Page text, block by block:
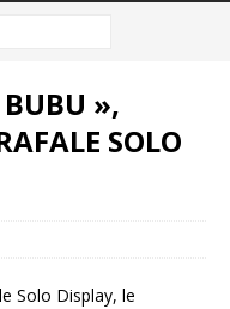
BUBU »,
SOLO
Solo Display, le